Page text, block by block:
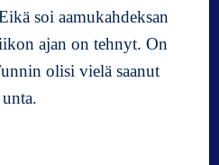
ö
d
i
s
soi aamukahdeksan
ajan on tehnyt. On
olisi vielä saanut